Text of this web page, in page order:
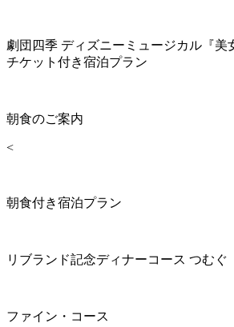
劇団四季 ディズニーミュージカル『美
チケット付き宿泊プラン
朝食のご案内
<
朝食付き宿泊プラン
リブランド記念ディナーコース つむぐ
ファイン・コース